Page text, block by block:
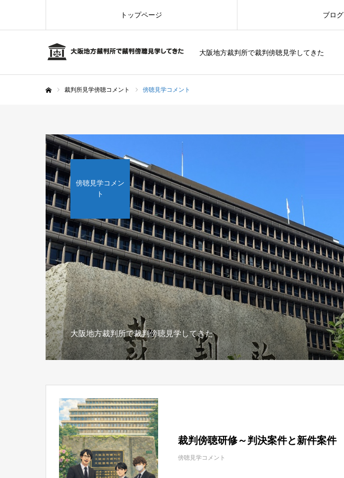
大阪地方裁判所で裁判傍聴見学してきた
トップページ ブログ
裁判所見学傍聴コメント 傍聴見学コメント
傍聴見学コメン
ト
大阪地方裁判所で裁判傍聴見学してきた
裁判傍聴研修～判決案件と新件案件
傍聴見学コメント